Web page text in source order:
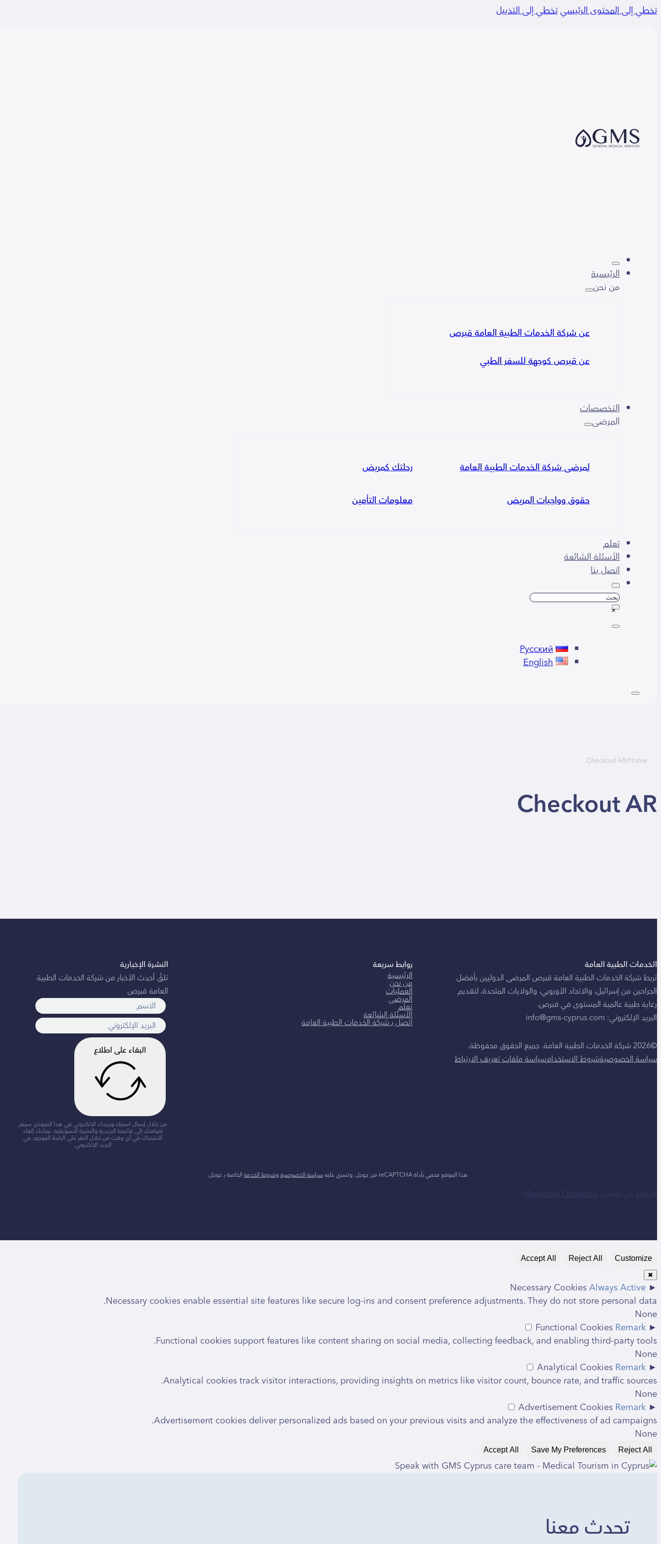
تخطي إلى المحتوى الرئيسيتخطي إلى التذييل
الرئيسية
من نحن
عن شركة الخدمات الطبية العامة قبرص
عن قبرص كوجهة للسفر الطبي
التخصصات
المرضى
لمرضى شركة الخدمات الطبية العامة رحلتك كمريض
حقوق وواجبات المريض معلومات التأمين
تعلم
الأسئلة الشائعة
اتصل بنا
بحث
×
Русский
English
Home
/
Checkout AR
Checkout AR
الخدمات الطبية العامة
تربط شركة الخدمات الطبية العامة قبرص المرضى الدوليين بأفضل
الجراحين من إسرائيل، والاتحاد الأوروبي، والولايات المتحدة، لتقديم
رعاية طبية عالمية المستوى في قبرص.
البريد الإلكتروني: info@gms-cyprus.com
©2026 شركة الخدمات الطبية العامة. جميع الحقوق محفوظة.
سياسة الخصوصيةشروط الاستخدامسياسة ملفات تعريف الارتباط
روابط سريعة
الرئيسية
من نحن
العمليات
المرضى
تعلم
الأسئلة الشائعة
اتصل بـ شركة الخدمات الطبية العامة
النشرة الإخبارية
تلقَّ أحدث الأخبار من شركة الخدمات الطبية
العامة قبرص
البقاء على اطلاع
من خلال إرسال اسمك وبريدك الإلكتروني في هذا النموذج، سيتم
إضافتك إلى قائمتنا البريدية والنشرة التسويقية. يمكنك إلغاء
الاشتراك في أي وقت من خلال النقر على الرابط الموجود في
البريد الإلكتروني.
هذا الموقع محمي بأداة reCAPTCHA من جوجل. وتسري عليه سياسة الخصوصيةوشروط الخدمةالخاصة بـ جوجل.
الموقع من تصميمMarketing Orchestra
Customize
Reject All
Accept All
✖
►
Necessary CookiesAlways Active
Necessary cookies enable essential site features like secure log-ins and consent preference adjustments. They do not store personal data.
None
►
Functional Cookies Remark
Functional cookies support features like content sharing on social media, collecting feedback, and enabling third-party tools.
None
►
Analytical Cookies Remark
Analytical cookies track visitor interactions, providing insights on metrics like visitor count, bounce rate, and traffic sources.
None
►
Advertisement Cookies Remark
Advertisement cookies deliver personalized ads based on your previous visits and analyze the effectiveness of ad campaigns.
None
Reject All
Save My Preferences
Accept All
تحدث معنا